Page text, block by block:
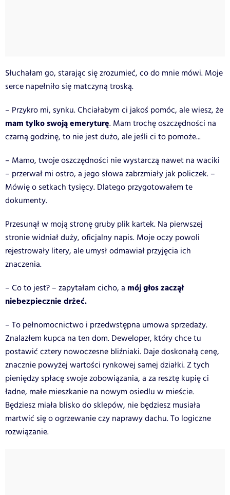
Słuchałam go, starając się zrozumieć, co do mnie mówi. Moje
serce napełniło się matczyną troską.
– Przykro mi, synku. Chciałabym ci jakoś pomóc, ale wiesz, że
mam tylko swoją emeryturę. Mam trochę oszczędności na
czarną godzinę, to nie jest dużo, ale jeśli ci to pomoże...
– Mamo, twoje oszczędności nie wystarczą nawet na waciki
– przerwał mi ostro, a jego słowa zabrzmiały jak policzek. –
Mówię o setkach tysięcy. Dlatego przygotowałem te
dokumenty.
Przesunął w moją stronę gruby plik kartek. Na pierwszej
stronie widniał duży, oficjalny napis. Moje oczy powoli
rejestrowały litery, ale umysł odmawiał przyjęcia ich
znaczenia.
– Co to jest? – zapytałam cicho, a mój głos zaczął
niebezpiecznie drżeć.
– To pełnomocnictwo i przedwstępna umowa sprzedaży.
Znalazłem kupca na ten dom. Deweloper, który chce tu
postawić cztery nowoczesne bliźniaki. Daje doskonałą cenę,
znacznie powyżej wartości rynkowej samej działki. Z tych
pieniędzy spłacę swoje zobowiązania, a za resztę kupię ci
ładne, małe mieszkanie na nowym osiedlu w mieście.
Będziesz miała blisko do sklepów, nie będziesz musiała
martwić się o ogrzewanie czy naprawy dachu. To logiczne
rozwiązanie.